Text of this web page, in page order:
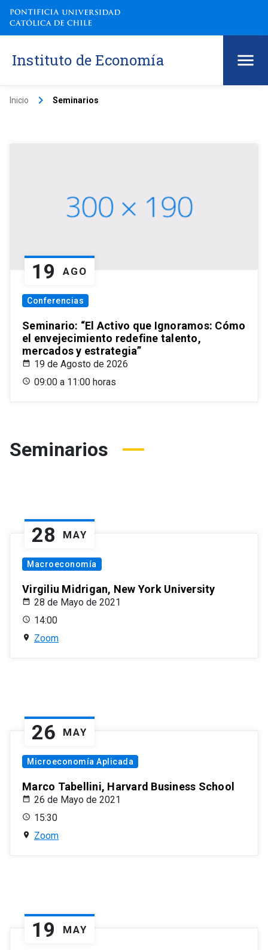
Instituto de Economía
Inicio keyboard_arrow_right Seminarios
19 AGO
Conferencias
Seminario: “El Activo que Ignoramos: Cómo
el envejecimiento redefine talento,
mercados y estrategia”
19 de Agosto de 2026
09:00 a 11:00 horas
Seminarios
28 MAY
Macroeconomía
Virgiliu Midrigan, New York University
28 de Mayo de 2021
14:00
Zoom
26 MAY
Microeconomía Aplicada
Marco Tabellini, Harvard Business School
26 de Mayo de 2021
15:30
Zoom
19 MAY